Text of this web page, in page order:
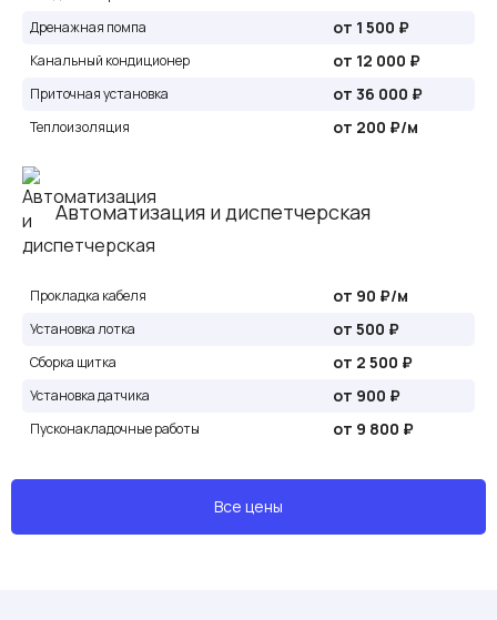
Дренажная помпа от 1 500 ₽
Канальный кондиционер от 12 000 ₽
Приточная установка от 36 000 ₽
Теплоизоляция от 200 ₽/м
Автоматизация и диспетчерская
Прокладка кабеля от 90 ₽/м
Установка лотка от 500 ₽
Сборка щитка от 2 500 ₽
Установка датчика от 900 ₽
Пусконакладочные работы от 9 800 ₽
Все цены